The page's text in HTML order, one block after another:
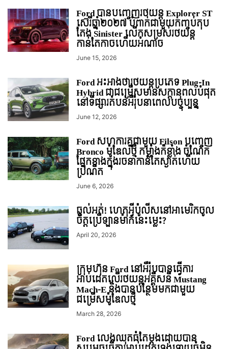
Ford បានបញ្ចេញរថយន្ដ Explorer ST
ស៊េរីឆ្នាំ២០២៧ បំពាក់ជាមួយកញ្ចប់តុប
តែង Sinister លើកសម្រស់រថយន្ដ
កាន់តែកាចហើយអំណាច
June 15, 2026
Ford អះអាងថារថយន្តប្រភេទ Plug-In
Hybrid ជាជម្រើសមានសក្តានុពលបំផុត
នៅទីផ្សារតំបន់អឺរ៉ុបនាពេលបច្ចុប្បន្ន
June 12, 2026
Ford សហការគ្នជាមួយ Filson បញ្ចេញ
Bronco ម៉ូឌែលថ្មី កម្លាំងក៏ខ្លាំង ចំណែក
ផ្នែកខាងក្នុងរចនាកាន់តែស្ងាត់ហើយ
ប្រណីត
June 6, 2026
ឆ្ងល់់អត់! ហេតុអ្វីប៉ូលីសនៅអាមេរិកចូល
ចិត្តប្រើឡានម៉ាកនេះម្លេះ?
April 20, 2026
ក្រុមហ៊ុន Ford នៅអឺរ៉ុបបានធ្វើការ
អាប់ដេតលើរថយន្តអគ្គីសនី Mustang
Mach-E និងបានបន្ថែមមកជាមួយ
ជម្រើសម៉ូឌែលថ្មី
March 28, 2026
Ford លេងឈុតធំតែម្ដងដោយបាន